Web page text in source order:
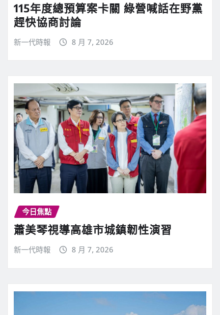
115年度總預算案卡關 綠營喊話在野黨
趕快協商討論
新一代時報 8 月 7, 2026
今日焦點
蕭美琴視導高雄市城鎮韌性演習
新一代時報 8 月 7, 2026